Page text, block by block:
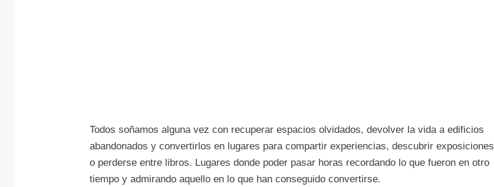
Todos soñamos alguna vez con recuperar espacios olvidados, devolver la vida a edificios
abandonados y convertirlos en lugares para compartir experiencias, descubrir exposiciones
o perderse entre libros. Lugares donde poder pasar horas recordando lo que fueron en otro
tiempo y admirando aquello en lo que han conseguido convertirse.